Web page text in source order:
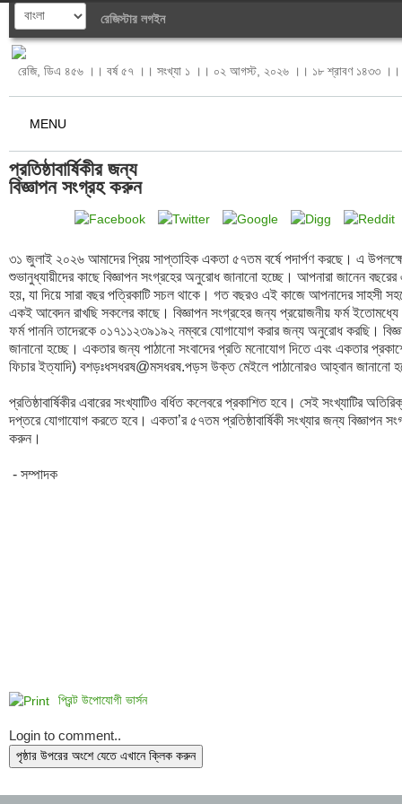
রেজিস্টার লগইন
রেজি, ডিএ ৪৫৬ ।। বর্ষ ৫৭ ।। সংখ্যা ১ ।। ০২ আগস্ট, ২০২৬ ।। ১৮ শ্রাবণ ১৪৩৩ ।।
MENU
প্রতিষ্ঠাবার্ষিকীর জন্য
বিজ্ঞাপন সংগ্রহ করুন
৩১ জুলাই ২০২৬ আমাদের প্রিয় সাপ্তাহিক একতা ৫৭তম বর্ষে পদার্পণ করছে। এ উপলক্ষে
শুভানুধ্যায়ীদের কাছে বিজ্ঞাপন সংগ্রহের অনুরোধ জানানো হচ্ছে। আপনারা জানেন
হয়, যা দিয়ে সারা বছর পত্রিকাটি সচল থাকে। গত বছরও এই কাজে আপনাদের সাহসী
একই আবেদন রাখছি সকলের কাছে। বিজ্ঞাপন সংগ্রহের জন্য প্রয়োজনীয় ফর্ম ইতোমধ্যে
ফর্ম পাননি তাদেরকে ০১৭১১২৩৯১৯২ নম্বরে যোগাযোগ করার জন্য অনুরোধ করছি।
জানানো হচ্ছে। একতার জন্য পাঠানো সংবাদের প্রতি মনোযোগ দিতে এবং একতার
ফিচার ইত্যাদি) বশড়ঃধসধরষ@মসধরষ.পড়স উক্ত মেইলে পাঠানোরও আহ্বান জানানো
প্রতিষ্ঠাবার্ষিকীর এবারের সংখ্যাটিও বর্ধিত কলেবরে প্রকাশিত হবে। সেই সংখ্যাটির
দপ্তরে যোগাযোগ করতে হবে। একতা’র ৫৭তম প্রতিষ্ঠাবার্ষিকী সংখ্যার জন্য বিজ্ঞাপন
করুন।
প্রিন্ট উপোযোগী ভার্সন
Login to comment..
পৃষ্ঠার উপরের অংশে যেতে এখানে ক্লিক করুন